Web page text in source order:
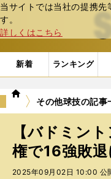
当サイトでは当社の提携
す。
詳しくはこちら
web Sportiva (web
新着 ランキング
we
ル
テ
ィ
その他球技の記事
【バドミン
権で16強敗退
2025年09月02日 10:00 公